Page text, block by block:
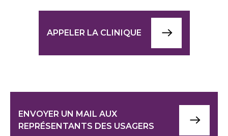
APPELER LA CLINIQUE
ENVOYER UN MAIL AUX
REPRÉSENTANTS DES USAGERS